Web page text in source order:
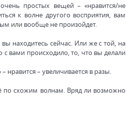
простых вещей – «нравится/не
к волне другого восприятия, вам
или вообще не произойдет.
находитесь сейчас. Или же с той, на
вами происходило, то, что вы делали
– увеличивается в разы.
по схожим волнам. Вряд ли возможно